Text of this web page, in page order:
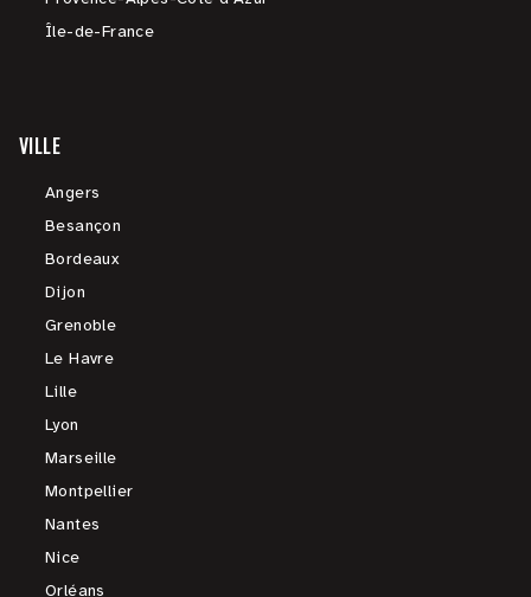
Île-de-France
VILLE
Angers
Besançon
Bordeaux
Dijon
Grenoble
Le Havre
Lille
Lyon
Marseille
Montpellier
Nantes
Nice
Orléans